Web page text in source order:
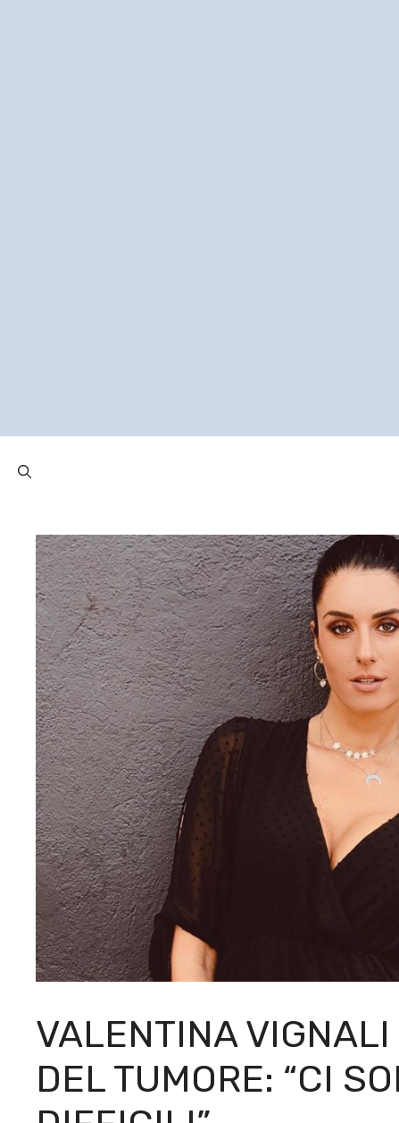
VALENTINA VIGNALI
DEL TUMORE: “CI